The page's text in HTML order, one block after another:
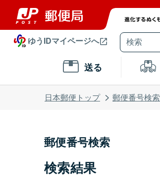
ゆうIDマイページへ
送る
日本郵便トップ 郵便番号検索
郵便番号検索
検索結果